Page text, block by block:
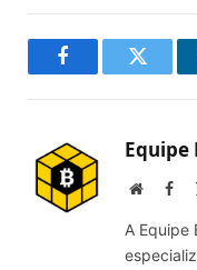
FacebookTwitter
Equipe
Website
A Equipe